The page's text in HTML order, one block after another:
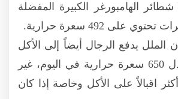
الهامبورغر الكبيرة المفضلة
على 492 سعرة حرارية.
الملل يدفع الرجال أيضاً إلى الأكل
واستهلاك ما يعادل 650 سعرة حرارية في اليوم، غير
اقبالاً على الأكل وخاصة إذا كان